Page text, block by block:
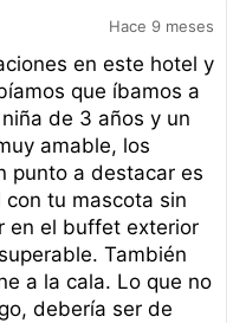
Hace 9 meses
en este hotel y
que íbamos a
de 3 años y un
amable, los
punto a destacar es
tu mascota sin
en el buffet exterior
También
a la cala. Lo que no
debería ser de